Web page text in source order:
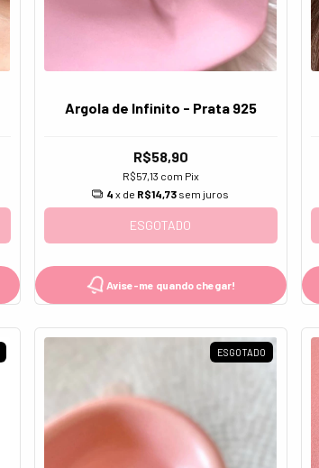
Argola de Infinito - Prata 925
R$58,90
R$57,13 com Pix
4 x de R$14,73 sem juros
ESGOTADO
Avise-me quando chegar!
ESGOTADO